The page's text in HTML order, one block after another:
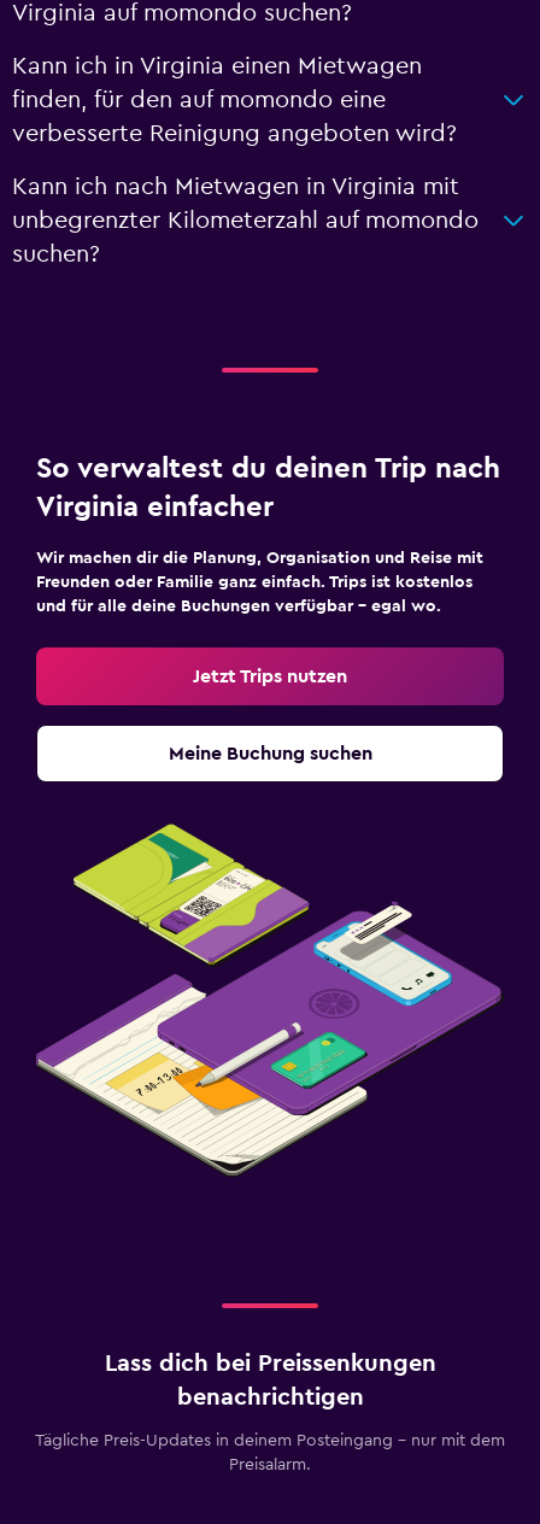
Virginia auf momondo suchen?
Kann ich in Virginia einen Mietwagen
finden, für den auf momondo eine
verbesserte Reinigung angeboten wird?
Kann ich nach Mietwagen in Virginia mit
unbegrenzter Kilometerzahl auf momondo
suchen?
So verwaltest du deinen Trip nach
Virginia einfacher
Wir machen dir die Planung, Organisation und Reise mit
Freunden oder Familie ganz einfach. Trips ist kostenlos
und für alle deine Buchungen verfügbar – egal wo.
Jetzt Trips nutzen
Meine Buchung suchen
Lass dich bei Preissenkungen
benachrichtigen
Tägliche Preis-Updates in deinem Posteingang – nur mit dem
Preisalarm.